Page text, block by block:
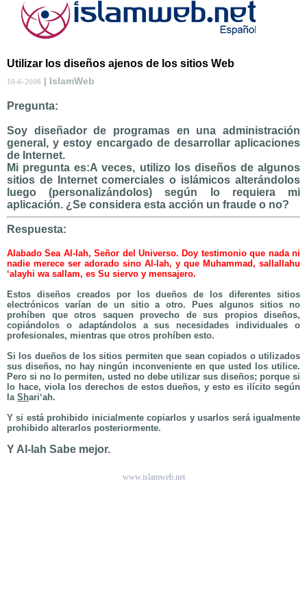
Utilizar los diseños ajenos de los sitios Web
10-6-2008 | IslamWeb
Pregunta:
Soy diseñador de programas en una administración
general, y estoy encargado de desarrollar aplicaciones
de Internet.
Mi pregunta es:A veces, utilizo los diseños de algunos
sitios de Internet comerciales o islámicos alterándolos
luego (personalizándolos) según lo requiera mi
aplicación. ¿Se considera esta acción un fraude o no?
Respuesta:
Alabado Sea Al-lah, Señor del Universo. Doy testimonio que nada ni
nadie merece ser adorado sino Al-lah, y que Muhammad, sallallahu
‘alayhi wa sallam, es Su siervo y mensajero.
Estos diseños creados por los dueños de los diferentes sitios
electrónicos varían de un sitio a otro. Pues algunos sitios no
prohíben que otros saquen provecho de sus propios diseños,
copiándolos o adaptándolos a sus necesidades individuales o
profesionales, mientras que otros prohíben esto.
Si los dueños de los sitios permiten que sean copiados o utilizados
sus diseños, no hay ningún inconveniente en que usted los utilice.
Pero si no lo permiten, usted no debe utilizar sus diseños; porque si
lo hace, viola los derechos de estos dueños, y esto es ilícito según
la Shari‘ah.
Y si está prohibido inicialmente copiarlos y usarlos será igualmente
prohibido alterarlos posteriormente.
Y Al-lah Sabe mejor.
www.islamweb.net